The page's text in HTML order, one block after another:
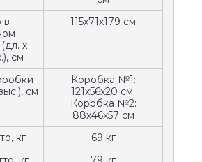
в
х
см
115х71х179 см
см
Коробка №1:
121х56х20 см;
Коробка №2:
88х46х57 см
кг
69 кг